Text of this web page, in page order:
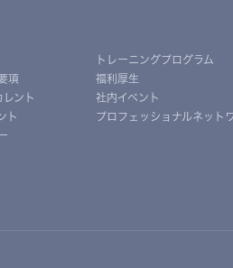
項
ント
ト
トレーニングプログラム
福利厚生
社内イベント
プロフェッショナルネット